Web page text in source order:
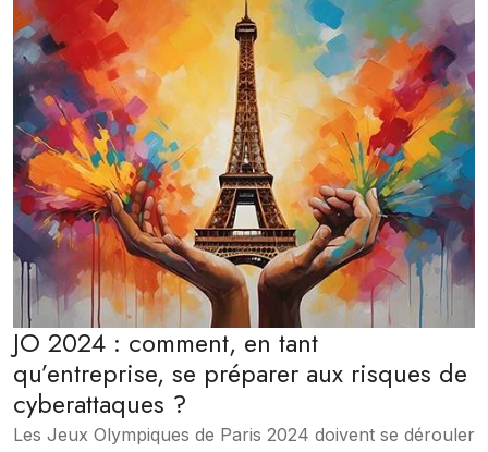
JO 2024 : comment, en tant
qu’entreprise, se préparer aux risques de
cyberattaques ?
Les Jeux Olympiques de Paris 2024 doivent se dérouler